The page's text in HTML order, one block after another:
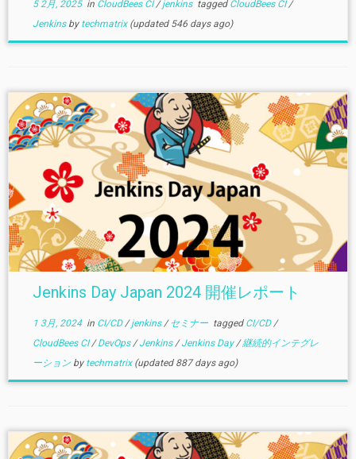
5 2月, 2025in CloudBees CI/jenkins tagged CloudBees CI/
Jenkins by techmatrix(updated 546 days ago)
Jenkins Day Japan 2024 開催レポート
1 3月, 2024in CI/CD/jenkins/ セミナー tagged CI/CD/
CloudBees CI/DevOps/Jenkins/Jenkins Day/継続的インテグレ
ーション by techmatrix(updated 887 days ago)